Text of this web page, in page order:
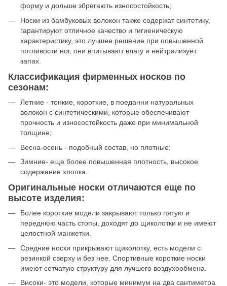
форму и дольше збрегають износостойкость;
Носки из бамбуковых волокон также содержат синтетику,
гарантируют отличное качество и гигиеническую
характеристику, это лучшее решение при повышенной
потливости ног, они впитывают влагу и нейтрализует
запах.
Классификация фирменных носков по
сезонам:
Летние - тонкие, короткие, в поеданни натуральных
волокон с синтетическими, которые обеспечивают
прочность и износостойкость даже при минимальной
толщине;
Весна-осень - подобный состав, но плотные;
Зимние- еще более повышенная плотность, высокое
содержание хлопка.
Оригинальные носки отличаются еще по
высоте изделия:
Более короткие модели закрывают только пятую и
переднюю часть стопы, доходят до щиколотки и не имеют
целостной манжетки.
Средние носки прикрывают щиколотку, есть модели с
резинкой сверху и без нее. Спортивные короткие носки
имеют сетчатую структуру для лучшего воздухообмена.
Високи- это модели, которые минимум на два сантиметра